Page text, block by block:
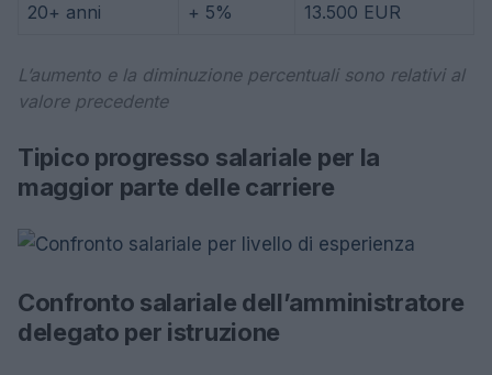
20+ anni + 5% 13.500 EUR
L’aumento e la diminuzione percentuali sono relativi al
valore precedente
Tipico progresso salariale per la
maggior parte delle carriere
Confronto salariale dell’amministratore
delegato per istruzione